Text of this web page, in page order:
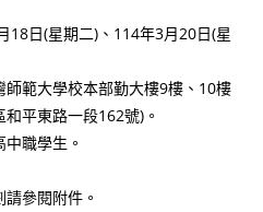
18日(星期二)、114年3月20日(星
師範大學校本部勤大樓9樓、10樓
平東路一段162號)。
職學生。
參閱附件。